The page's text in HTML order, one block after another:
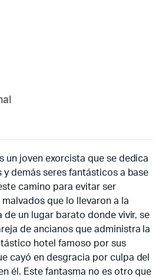
un joven exorcista que se dedica
y demás seres fantásticos a base
camino para evitar ser
que lo llevaron a la
de un lugar barato donde vivir, se
de ancianos que administra la
hotel famoso por sus
cayó en desgracia por culpa del
él. Este fantasma no es otro que